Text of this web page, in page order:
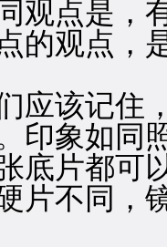
点是，有
的观点，
该记住，
印象如同
底片都可
片不同，